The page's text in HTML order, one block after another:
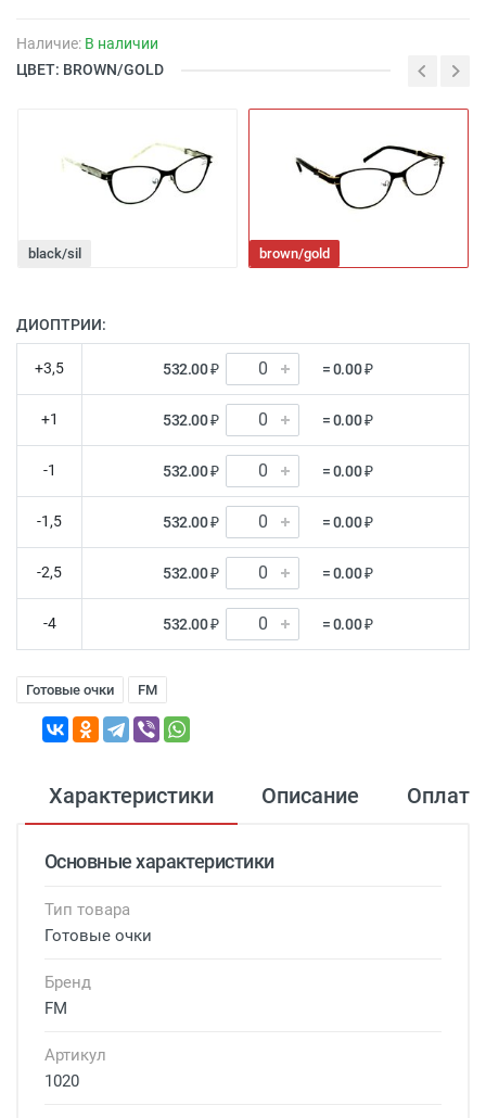
Наличие: В наличии
ЦВЕТ: BROWN/GOLD
black/sil brown/gold
ДИОПТРИИ:
+3,5 532.00 ₽ = 0.00 ₽
+1 532.00 ₽ = 0.00 ₽
-1 532.00 ₽ = 0.00 ₽
-1,5 532.00 ₽ = 0.00 ₽
-2,5 532.00 ₽ = 0.00 ₽
-4 532.00 ₽ = 0.00 ₽
Готовые очки FM
Характеристики Описание Оплата
Основные характеристики
Тип товара
Готовые очки
Бренд
FM
Артикул
1020